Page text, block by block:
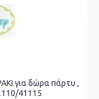
για δώρα πάρτυ ,
41115